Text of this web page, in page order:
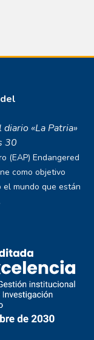
«La Patria»
30
(EAP) Endangered
como objetivo
mundo que están